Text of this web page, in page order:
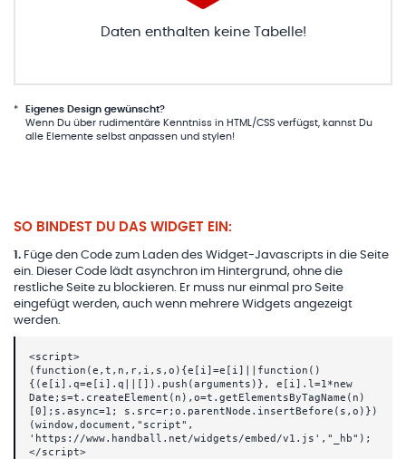
Daten enthalten keine Tabelle!
*
Eigenes Design gewünscht?
Wenn Du über rudimentäre Kenntniss in HTML/CSS verfügst, kannst Du
alle Elemente selbst anpassen und stylen!
SO BINDEST DU DAS WIDGET EIN:
. Füge den Code zum Laden des Widget-Javascripts in die Seite
ein. Dieser Code lädt asynchron im Hintergrund, ohne die
restliche Seite zu blockieren. Er muss nur einmal pro Seite
eingefügt werden, auch wenn mehrere Widgets angezeigt
werden.
<script>
(function(e,t,n,r,i,s,o){e[i]=e[i]||function()
{(e[i].q=e[i].q||[]).push(arguments)}, e[i].l=1*new
Date;s=t.createElement(n),o=t.getElementsByTagName(n)
[0];s.async=1; s.src=r;o.parentNode.insertBefore(s,o)})
(window,document,"script",
'https://www.handball.net/widgets/embed/v1.js',"_hb");
</script>